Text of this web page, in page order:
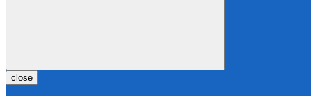
close